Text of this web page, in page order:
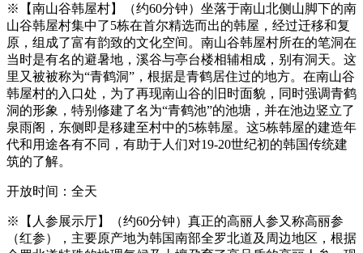
※【南山谷韩屋村】（约60分钟）坐落于南山北侧山脚下的南
山谷韩屋村集中了5栋在首尔精选而出的韩屋，经过迁移和复
原，组成了富有韵致的文化空间。南山谷韩屋村所在的笔洞在
当时是有名的避暑地，溪谷与亭台楼相辅相成，别有洞天。这
里又被被称为“青鹤洞”，根据是青鹤居住过的地方。在南山谷
韩屋村的入口处，为了再现南山谷的旧时面貌，同时强调青鹤
洞的形象，特别修建了名为“青鹤池”的池塘，并在池边竖立了
泉雨阁，东侧即是移建至村中的5栋韩屋。这5栋韩屋的建造年
代和用途各有不同，有助于人们对19-20世纪初的韩国传统建
筑的了解。
开放时间：全天
※【人参展示厅】（约60分钟）真正的高丽人参又称高丽参
（红参），主要原产地为韩国南部全罗北道及周边地区，根据